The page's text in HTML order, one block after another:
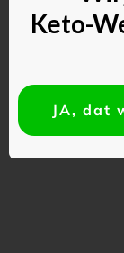
Keto-
JA, dat